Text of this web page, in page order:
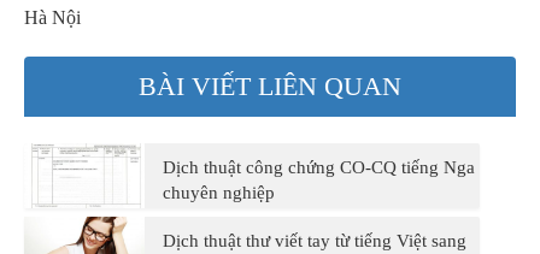
Hà Nội
BÀI VIẾT LIÊN QUAN
Dịch thuật công chứng CO-CQ tiếng Nga
chuyên nghiệp
Dịch thuật thư viết tay từ tiếng Việt sang